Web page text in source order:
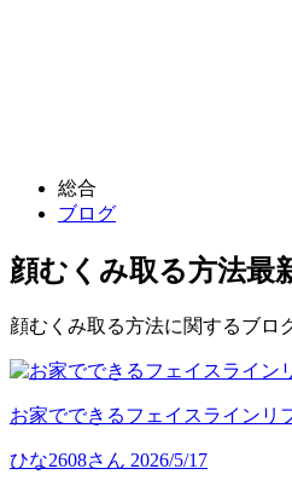
総合
ブログ
顔むくみ取る方法最
顔むくみ取る方法に関するブロ
お家でできるフェイスラインリ
ひな2608さん 2026/5/17